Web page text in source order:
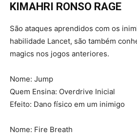
KIMAHRI RONSO RAGE
São ataques aprendidos com os
habilidade Lancet, são também
magics nos jogos anteriores.
Nome: Jump
Quem Ensina: Overdrive Inicial
Efeito: Dano físico em um inimigo
Nome: Fire Breath